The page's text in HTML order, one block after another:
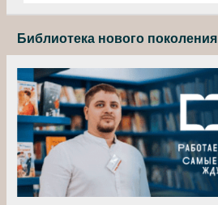
Библиотека нового поколения